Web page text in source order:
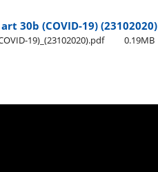
30b (COVID-19) (23102020)
19)​_(23102020).pdf 0.19MB